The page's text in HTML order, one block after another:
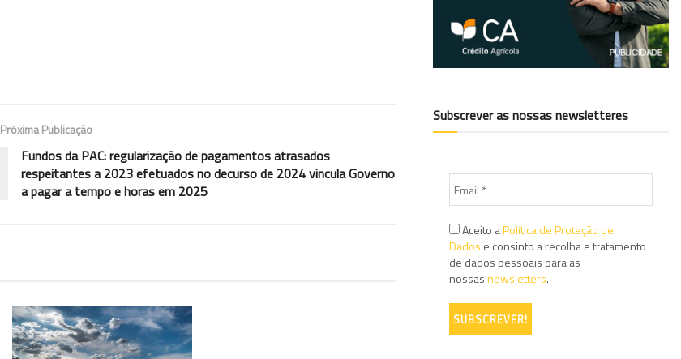
Próxima Publicação
Fundos da PAC: regularização de pagamentos atrasados
respeitantes a 2023 efetuados no decurso de 2024 vincula Governo
a pagar a tempo e horas em 2025
Subscrever as nossas newsletteres
Aceito aPolítica de Proteção de
Dados e consinto a recolha e tratamento
de dados pessoais para as
nossasnewsletters.